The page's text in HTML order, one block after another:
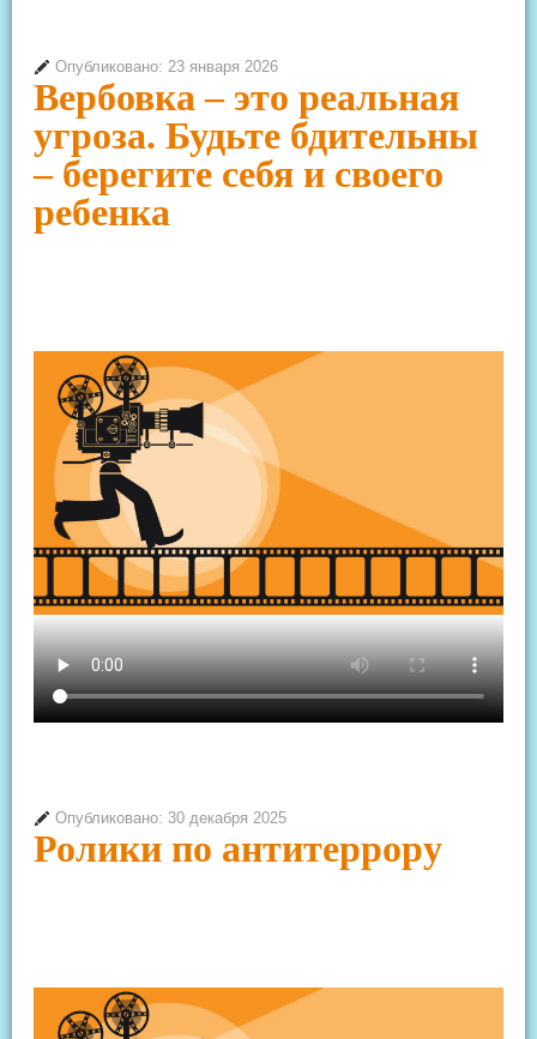
Опубликовано: 23 января 2026
Вербовка – это реальная
угроза. Будьте бдительны
– берегите себя и своего
ребенка
Опубликовано: 30 декабря 2025
Ролики по антитеррору